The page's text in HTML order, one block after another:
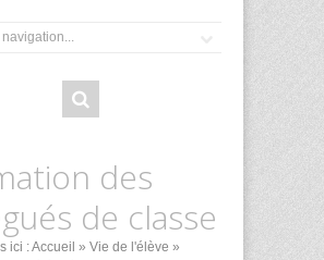
des
de classe
ici :Accueil » Vie de l'élève »